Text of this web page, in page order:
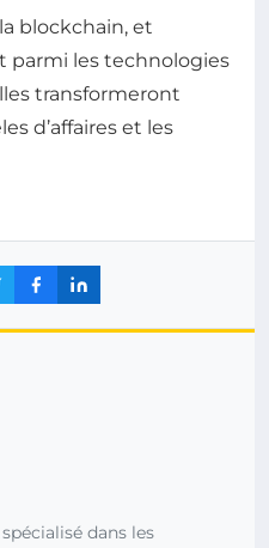
blockchain, et
parmi les technologies
transformeront
d’affaires et les
dans les